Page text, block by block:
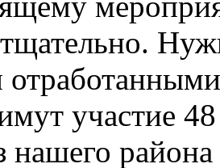
тщательно.
участие
нашего